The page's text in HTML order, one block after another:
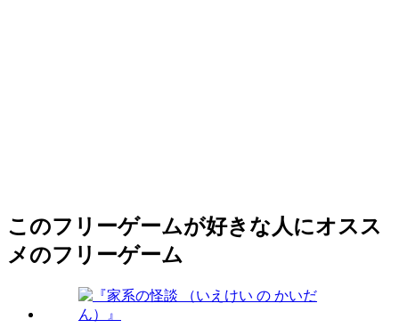
このフリーゲームが好きな人にオスス
メのフリーゲーム